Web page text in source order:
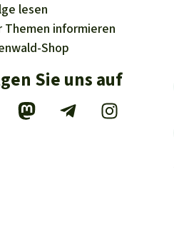
lesen
Themen informieren
Shop
Sie uns auf